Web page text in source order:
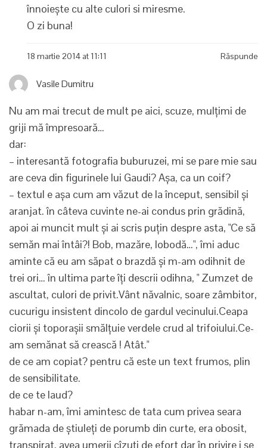
înnoiește cu alte culori si miresme.
O zi buna!
18 martie 2014 at 11:11 Răspunde
Vasile Dumitru
Nu am mai trecut de mult pe aici, scuze, mulțimi de
griji mă împresoară…
dar:
– interesantă fotografia buburuzei, mi se pare mie sau
are ceva din figurinele lui Gaudi? Așa, ca un coif?
– textul e așa cum am văzut de la început, sensibil și
aranjat. în câteva cuvinte ne-ai condus prin grădină,
apoi ai muncit mult și ai scris puțin despre asta, "Ce să
semăn mai întâi?! Bob, mazăre, lobodă…", îmi aduc
aminte că eu am săpat o brazdă și m-am odihnit de
trei ori… în ultima parte îți descrii odihna, " Zumzet de
ascultat, culori de privit.Vânt năvalnic, soare zâmbitor,
cucurigu insistent dincolo de gardul vecinului.Ceapa
ciorii și toporașii smălțuie verdele crud al trifoiului.Ce-
am semănat să crească ! Atât."
de ce am copiat? pentru că este un text frumos, plin
de sensibilitate.
de ce te laud?
habar n-am, îmi amintesc de tata cum privea seara
grămada de știuleți de porumb din curte, era obosit,
transpirat, avea umerii cîzuți de efort dar în privire i se